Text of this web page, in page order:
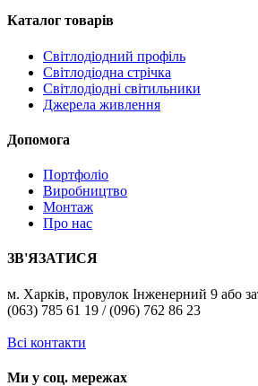
Каталог товарів
Світлодіодний профіль
Світлодіодна стрічка
Світлодіодні світильники
Джерела живлення
Допомога
Портфоліо
Виробництво
Монтаж
Про нас
ЗВ'ЯЗАТИСЯ
м. Харків, провулок Інженерний 9 або
(063) 785 61 19 / (096) 762 86 23
Всі контакти
Ми у соц. мережах